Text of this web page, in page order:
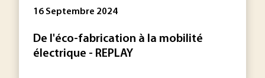
16 Septembre 2024
De l'éco-fabrication à la mobilité
électrique - REPLAY